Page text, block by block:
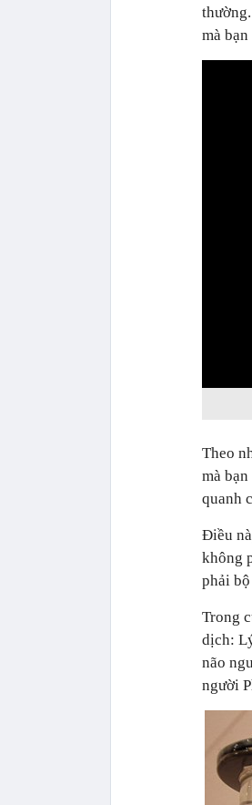
mà
Theo
mà
quanh
Điều
không
phải
Trong
dịch:
não
người